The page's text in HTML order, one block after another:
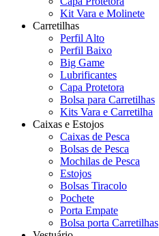
Kit Vara e Molinete
Carretilhas
Perfil Alto
Perfil Baixo
Big Game
Lubrificantes
Capa Protetora
Bolsa para Carretilhas
Kits Vara e Carretilha
Caixas e Estojos
Caixas de Pesca
Bolsas de Pesca
Mochilas de Pesca
Estojos
Bolsas Tiracolo
Pochete
Porta Empate
Bolsa porta Carretilhas